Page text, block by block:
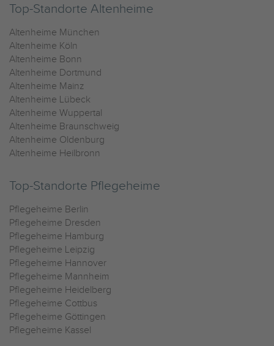
Top-Standorte Altenheime
Altenheime München
Altenheime Köln
Altenheime Bonn
Altenheime Dortmund
Altenheime Mainz
Altenheime Lübeck
Altenheime Wuppertal
Altenheime Braunschweig
Altenheime Oldenburg
Altenheime Heilbronn
Top-Standorte Pflegeheime
Pflegeheime Berlin
Pflegeheime Dresden
Pflegeheime Hamburg
Pflegeheime Leipzig
Pflegeheime Hannover
Pflegeheime Mannheim
Pflegeheime Heidelberg
Pflegeheime Cottbus
Pflegeheime Göttingen
Pflegeheime Kassel